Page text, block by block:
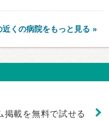
近くの病院をもっと見る »
載を無料で試せる